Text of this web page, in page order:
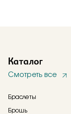
Каталог
Смотреть все
Браслеты
Брошь